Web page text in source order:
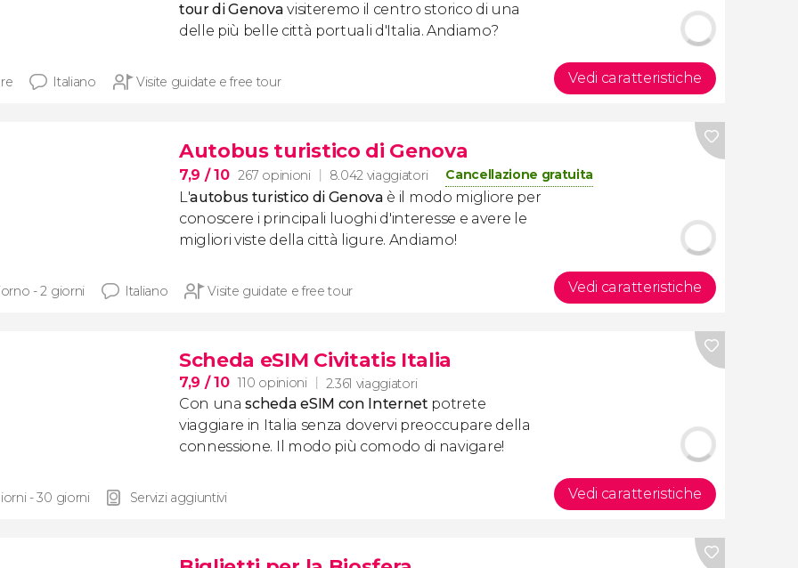
tour di Genova visiteremo il centro storico di una
delle più belle città portuali d'Italia. Andiamo?
Italiano Visite guidate e free tour Vedi caratteristiche
Autobus turistico di Genova
7,9 / 10 267 opinioni 8.042 viaggiatori Cancellazione gratuita
L'autobus turistico di Genova è il modo migliore per
conoscere i principali luoghi d'interesse e avere le
migliori viste della città ligure. Andiamo!
- 2 giorni Italiano Visite guidate e free tour Vedi caratteristiche
Scheda eSIM Civitatis Italia
7,9 / 10 110 opinioni 2.361 viaggiatori
Con una scheda eSIM con Internet potrete
viaggiare in Italia senza dovervi preoccupare della
connessione. Il modo più comodo di navigare!
- 30 giorni Servizi aggiuntivi Vedi caratteristiche